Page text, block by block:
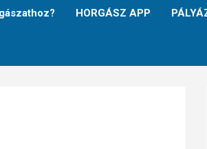
HORGÁSZ APP